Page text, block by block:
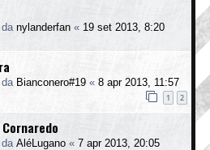
nylanderfan « 19 set 2013, 8:20
Bianconero#19 « 8 apr 2013, 11:57
1 2
AléLugano « 7 apr 2013, 20:05